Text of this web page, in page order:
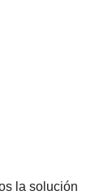
la solución